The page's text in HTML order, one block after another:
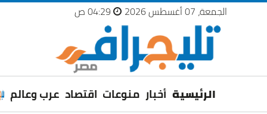
الجمعة، 07 أغسطس 2026
الرئيسية أخبار منوعات اقتصاد عرب وعالم